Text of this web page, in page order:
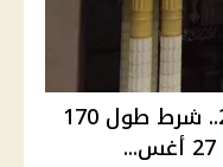
التقديم لكلية الشرطة 2026.. شرط طول 170